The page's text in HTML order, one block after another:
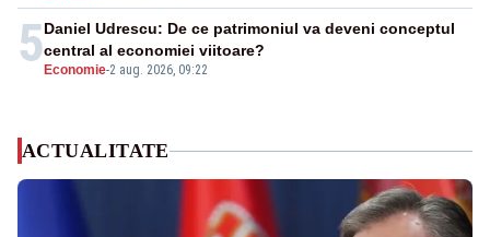
5 Economie-2 aug. 2026, 09:22
Daniel Udrescu: De ce patrimoniul va deveni conceptul
central al economiei viitoare?
ACTUALITATE